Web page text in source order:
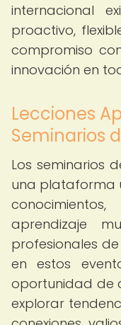
internacional
proactivo,
compromiso
innovación en
Lecciones
Seminarios
Los seminarios
una plataforma
aprendizaje
profesionales
en estos
oportunidad de
explorar